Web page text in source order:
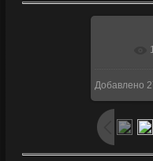
В
Добавлено